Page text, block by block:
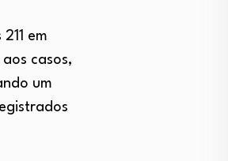
em
casos,
um